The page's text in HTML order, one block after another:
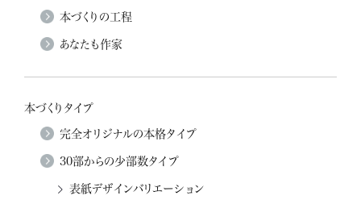
本づくりの工程
あなたも作家
本づくりタイプ
完全オリジナルの本格タイプ
30部からの少部数タイプ
表紙デザインバリエーション